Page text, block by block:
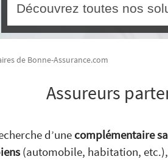
Découvrez toutes nos
de Bonne-Assurance.com
Assureurs
d’une complémentaire
(automobile, habitation,